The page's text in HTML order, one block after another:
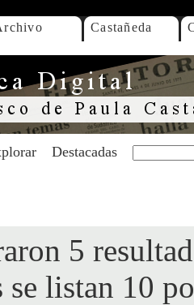
Castañeda
Destacadas
5
se listan 10